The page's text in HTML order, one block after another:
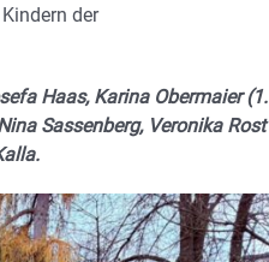
der
Haas, Karina Obermaier (1.
Sassenberg, Veronika Rost